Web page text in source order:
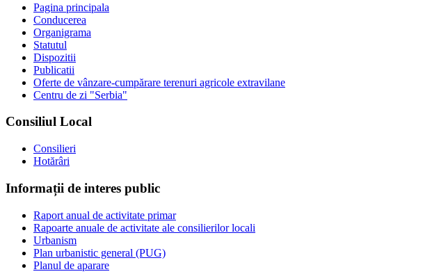
Pagina principala
Conducerea
Organigrama
Statutul
Dispozitii
Publicatii
Oferte de vânzare-cumpărare terenuri agricole extravilane
Centru de zi "Serbia"
Consiliul Local
Consilieri
Hotărâri
Informații de interes public
Raport anual de activitate primar
Rapoarte anuale de activitate ale consilierilor locali
Urbanism
Plan urbanistic general (PUG)
Planul de aparare